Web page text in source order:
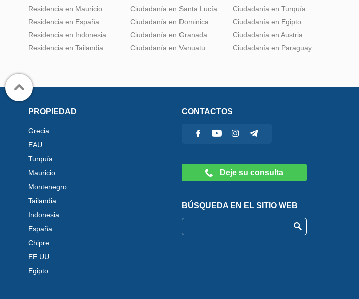
Residencia en Mauricio
Residencia en España
Residencia en Indonesia
Residencia en Tailandia
Ciudadanía en Santa Lucía
Ciudadanía en Dominica
Ciudadanía en Granada
Ciudadanía en Vanuatu
Ciudadanía en Turquía
Ciudadanía en Egipto
Ciudadanía en Austria
Ciudadanía en Paraguay
PROPIEDAD
Grecia
EAU
Turquía
Mauricio
Montenegro
Tailandia
Indonesia
España
Chipre
EE.UU.
Egipto
CONTACTOS
Deje su consulta
BÚSQUEDA EN EL SITIO WEB